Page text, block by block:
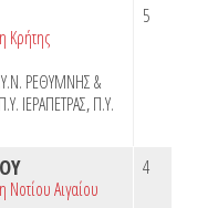
Κρήτης
ΡΕΘΥΜΝΗΣ &
Π.Υ. ΙΕΡΑΠΕΤΡΑΣ,Π.Υ.
5
Νοτίου Αιγαίου
4